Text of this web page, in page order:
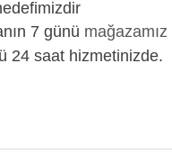
7 günü mağazamız
24 saat hizmetinizde.